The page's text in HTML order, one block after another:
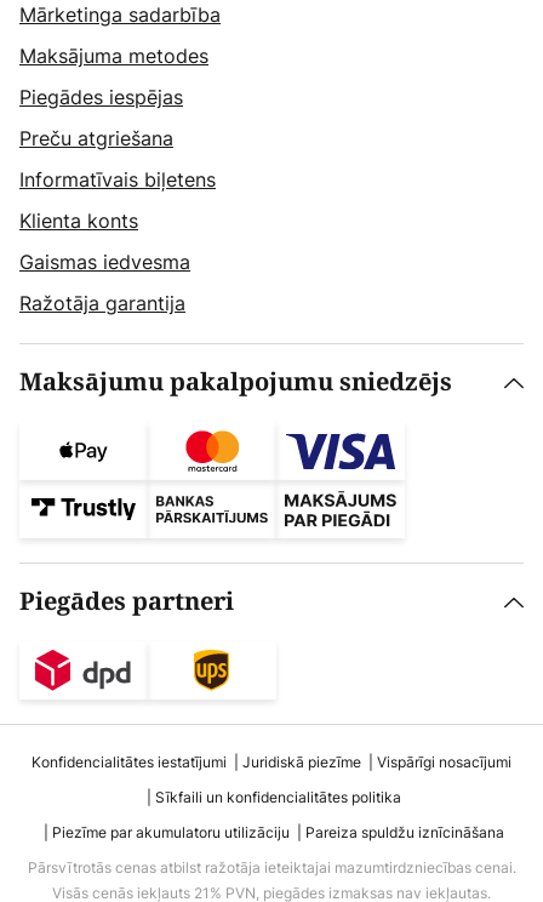
Mārketinga sadarbība
Maksājuma metodes
Piegādes iespējas
Preču atgriešana
Informatīvais biļetens
Klienta konts
Gaismas iedvesma
Ražotāja garantija
Maksājumu pakalpojumu sniedzējs
Piegādes partneri
Konfidencialitātes iestatījumi Juridiskā piezīme
Vispārīgi nosacījumi
Sīkfaili un konfidencialitātes politika
Piezīme par akumulatoru utilizāciju
Pareiza spuldžu iznīcināšana
Pārsvītrotās cenas atbilst ražotāja ieteiktajai mazumtirdzniecības cenai.
Visās cenās iekļauts 21% PVN, piegādes izmaksas nav iekļautas.